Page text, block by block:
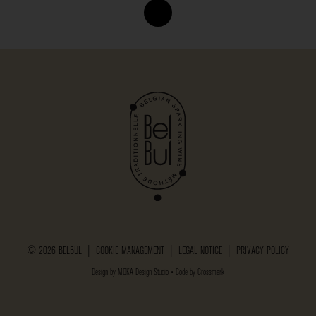
© 2026 BELBUL | COOKIE MANAGEMENT LEGAL NOTICE PRIVACY POLICY
Design by MOKA Design Studio • Code by Crossmark